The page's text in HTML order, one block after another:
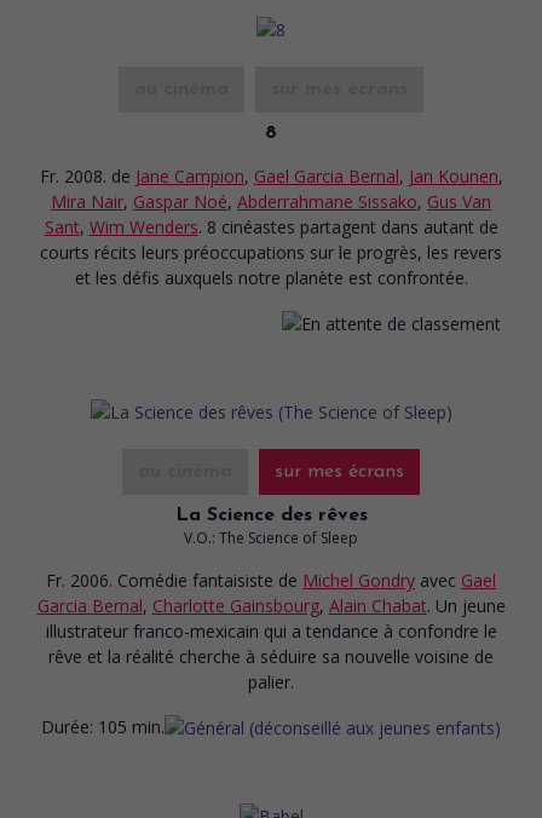
8
Fr. 2008. de Jane Campion, Gael Garcia Bernal, Jan Kounen,
Mira Nair, Gaspar Noé, Abderrahmane Sissako, Gus Van
Sant, Wim Wenders. 8 cinéastes partagent dans autant de
courts récits leurs préoccupations sur le progrès, les revers
et les défis auxquels notre planète est confrontée.
sur mes écrans
La Science des rêves
V.O.: The Science of Sleep
Fr. 2006. Comédie fantaisiste de Michel Gondry avec Gael
Garcia Bernal, Charlotte Gainsbourg, Alain Chabat. Un jeune
illustrateur franco-mexicain qui a tendance à confondre le
rêve et la réalité cherche à séduire sa nouvelle voisine de
palier.
Durée: 105 min.